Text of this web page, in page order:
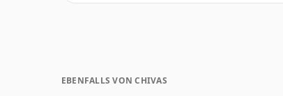
EBENFALLS VON CHIVAS